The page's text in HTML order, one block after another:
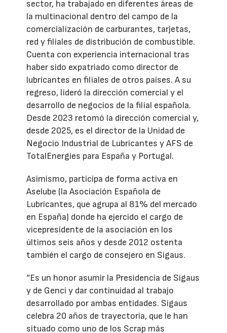
sector, ha trabajado en diferentes áreas de
la multinacional dentro del campo de la
comercialización de carburantes, tarjetas,
red y filiales de distribución de combustible.
Cuenta con experiencia internacional tras
haber sido expatriado como director de
lubricantes en filiales de otros países. A su
regreso, lideró la dirección comercial y el
desarrollo de negocios de la filial española.
Desde 2023 retomó la dirección comercial y,
desde 2025, es el director de la Unidad de
Negocio Industrial de Lubricantes y AFS de
TotalEnergies para España y Portugal.
Asimismo, participa de forma activa en
Aselube (la Asociación Española de
Lubricantes, que agrupa al 81% del mercado
en España) donde ha ejercido el cargo de
vicepresidente de la asociación en los
últimos seis años y desde 2012 ostenta
también el cargo de consejero en Sigaus.
“Es un honor asumir la Presidencia de Sigaus
y de Genci y dar continuidad al trabajo
desarrollado por ambas entidades. Sigaus
celebra 20 años de trayectoria, que le han
situado como uno de los Scrap más